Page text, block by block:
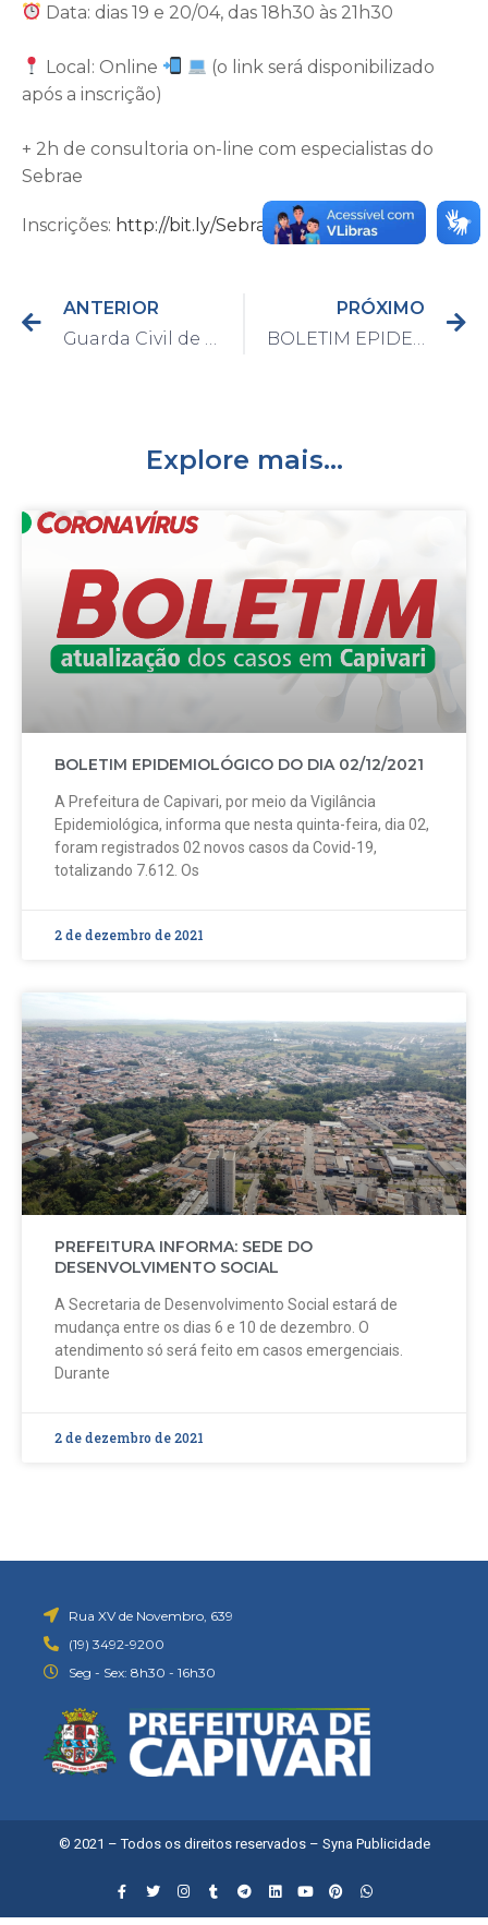
Data: dias 19 e 20/04, das 18h30 às 21h30
Local: Online
(o link será disponibilizado
após a inscrição)
+ 2h de consultoria on-line com especialistas do
Sebrae
Inscrições: http://bit.ly/Sebrae_ConectaAgro
ANTERIOR
PRÓXIMO
Explore mais...
BOLETIM EPIDEMIOLÓGICO DO DIA 02/12/2021
A Prefeitura de Capivari, por meio da Vigilância
Epidemiológica, informa que nesta quinta-feira, dia 02,
foram registrados 02 novos casos da Covid-19,
totalizando 7.612. Os
2 de dezembro de 2021
PREFEITURA INFORMA: SEDE DO
DESENVOLVIMENTO SOCIAL
A Secretaria de Desenvolvimento Social estará de
mudança entre os dias 6 e 10 de dezembro. O
atendimento só será feito em casos emergenciais.
Durante
2 de dezembro de 2021
Rua XV de Novembro, 639
(19) 3492-9200
Seg - Sex: 8h30 - 16h30
© 2021 – Todos os direitos reservados – Syna Publicidade